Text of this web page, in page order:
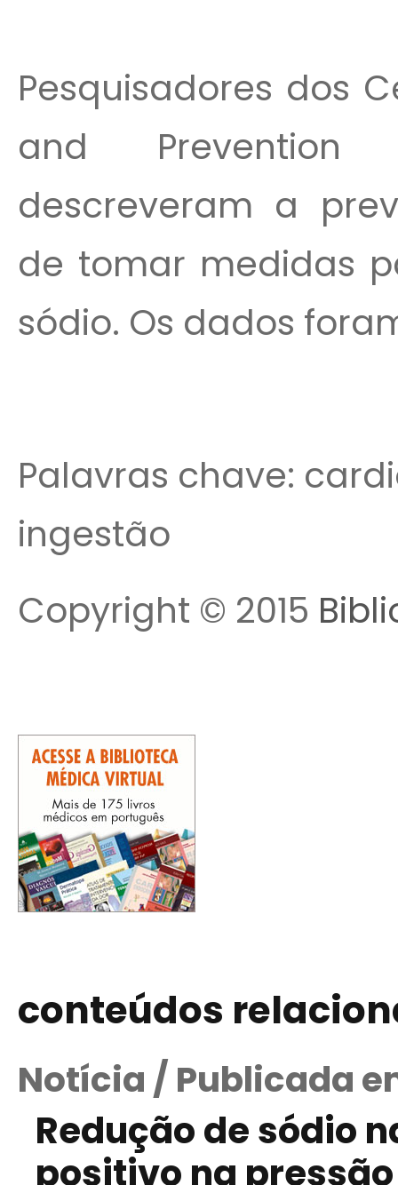
Pesquisadores dos
and
descreveram a
de tomar medidas
sódio. Os dados
Palavras chave:
ingestão
Copyright © 2015
conteúdos
Notícia / Publicada
Redução de sódio
positivo na